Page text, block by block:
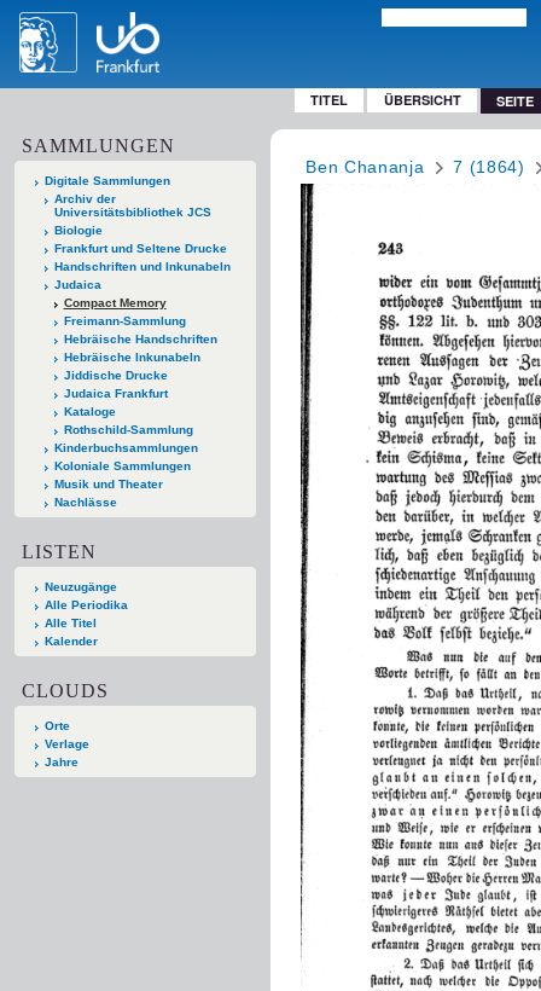
TITEL ÜBERSICHT SEITE
SAMMLUNGEN
Digitale Sammlungen
Archiv der
Universitätsbibliothek JCS
Biologie
Frankfurt und Seltene Drucke
Handschriften und Inkunabeln
Judaica
Compact Memory
Freimann-Sammlung
Hebräische Handschriften
Hebräische Inkunabeln
Jiddische Drucke
Judaica Frankfurt
Kataloge
Rothschild-Sammlung
Kinderbuchsammlungen
Koloniale Sammlungen
Musik und Theater
Nachlässe
LISTEN
Neuzugänge
Alle Periodika
Alle Titel
Kalender
CLOUDS
Orte
Verlage
Jahre
Ben Chananja 7 (1864)